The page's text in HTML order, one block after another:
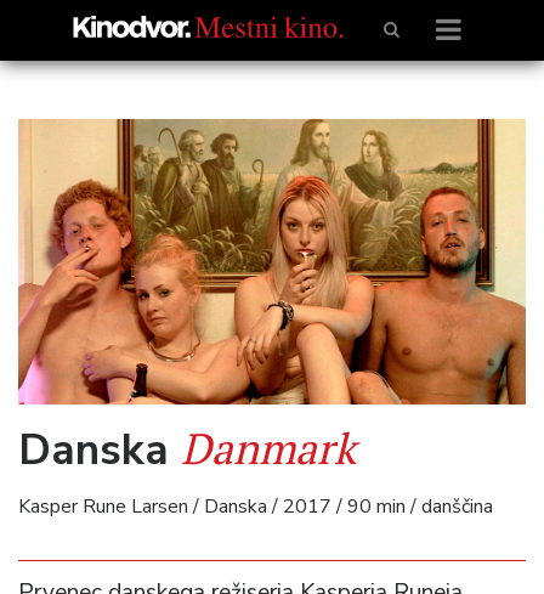
Danska Danmark
Kasper Rune Larsen / Danska / 2017 / 90 min / danščina